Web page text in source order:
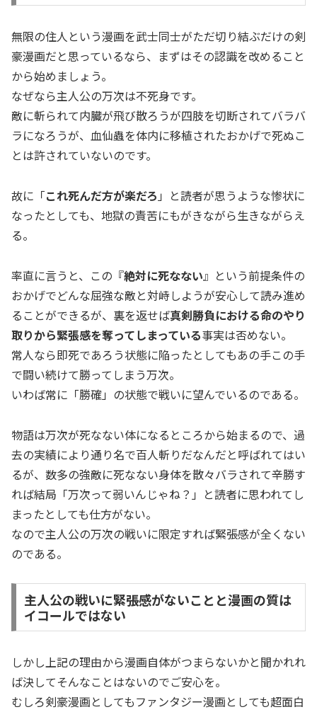
無限の住人という漫画を武士同士がただ切り結ぶだけの剣
豪漫画だと思っているなら、まずはその認識を改めること
から始めましょう。
なぜなら主人公の万次は不死身です。
敵に斬られて内臓が飛び散ろうが四肢を切断されてバラバ
ラになろうが、血仙蟲を体内に移植されたおかげで死ぬこ
とは許されていないのです。
故に「これ死んだ方が楽だろ 」と読者が思うような惨状に
なったとしても、地獄の責苦にもがきながら生きながらえ
る。
率直に言うと、この『絶対に死なない』という前提条件の
おかげでどんな屈強な敵と対峙しようが安心して読み進め
ることができるが、裏を返せば真剣勝負における命のやり
取りから緊張感を奪ってしまっている事実は否めない。
常人なら即死であろう状態に陥ったとしてもあの手この手
で闘い続けて勝ってしまう万次。
いわば常に「勝確」の状態で戦いに望んでいるのである。
物語は万次が死なない体になるところから始まるので、過
去の実績により通り名で百人斬りだなんだと呼ばれてはい
るが、数多の強敵に死なない身体を散々バラされて辛勝す
れば結局「万次って弱いんじゃね？」と読者に思われてし
まったとしても仕方がない。
なので主人公の万次の戦いに限定すれば緊張感が全くない
のである。
主人公の戦いに緊張感がないことと漫画の質は
イコールではない
しかし上記の理由から漫画自体がつまらないかと聞かれれ
ば決してそんなことはないのでご安心を。
むしろ剣豪漫画としてもファンタジー漫画としても超面白